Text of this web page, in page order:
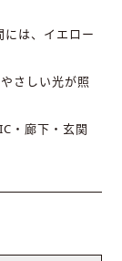
は、イエロー
さしい光が照
・廊下・玄関